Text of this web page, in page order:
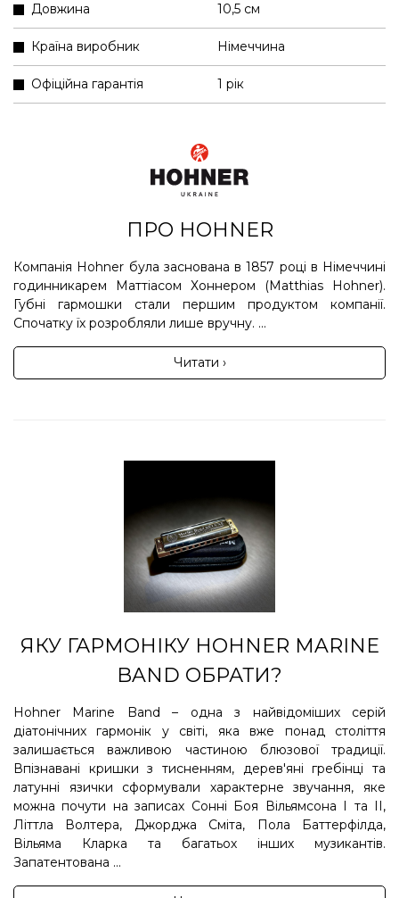
Довжина 10,5 см
Країна виробник Німеччина
Офіційна гарантія 1 рік
ПРО HOHNER
Компанія Hohner була заснована в 1857 році в Німеччині
годинникарем Маттіасом Хоннером (Matthias Hohner).
Губні гармошки стали першим продуктом компанії.
Спочатку їх розробляли лише вручну. ...
Читати ›
ЯКУ ГАРМОНІКУ HOHNER MARINE
BAND ОБРАТИ?
Hohner Marine Band – одна з найвідоміших серій
діатонічних гармонік у світі, яка вже понад століття
залишається важливою частиною блюзової традиції.
Впізнавані кришки з тисненням, дерев'яні гребінці та
латунні язички сформували характерне звучання, яке
можна почути на записах Сонні Боя Вільямсона I та II,
Літтла Волтера, Джорджа Сміта, Пола Баттерфілда,
Вільяма Кларка та багатьох інших музикантів.
Запатентована ...